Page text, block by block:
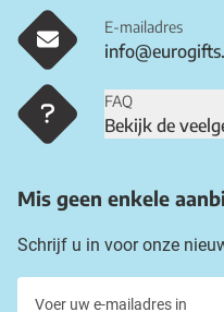
E-mailadres
FAQ
Bekijk de
Mis geen enkele
Schrijf u in voor onze